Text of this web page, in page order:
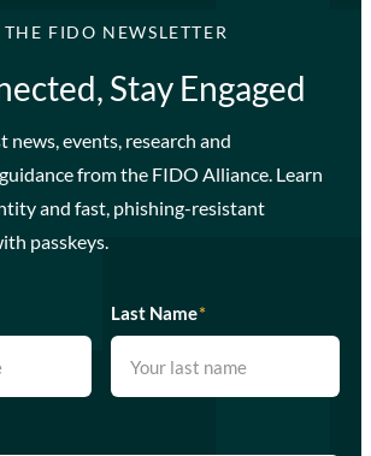
FIDO NEWSLETTER
Stay Engaged
news, events, research and
from the FIDO Alliance. Learn
and fast, phishing-resistant
passkeys.
Last Name*